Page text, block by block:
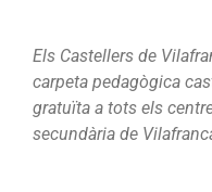
Els Castellers de
carpeta pedagògica
gratuïta a tots els
secundària de